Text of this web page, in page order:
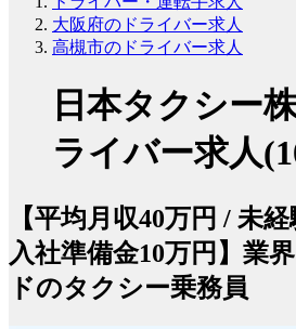
大阪府のドライバー求人
高槻市のドライバー求人
日本タクシー
ライバー求人
【平均月収40万円 / 未
入社準備金10万円】業
ドのタクシー乗務員